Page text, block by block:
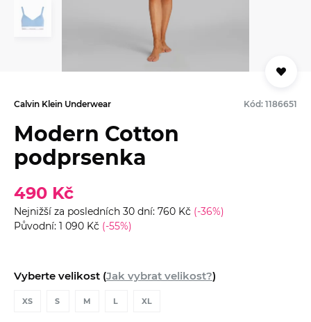
Calvin Klein Underwear Kód: 1186651
Modern Cotton
podprsenka
490 Kč
Nejnižší za posledních 30 dní: 760 Kč (-36%)
Původní: 1 090 Kč (-55%)
Vyberte velikost (Jak vybrat velikost?)
XS S M L XL